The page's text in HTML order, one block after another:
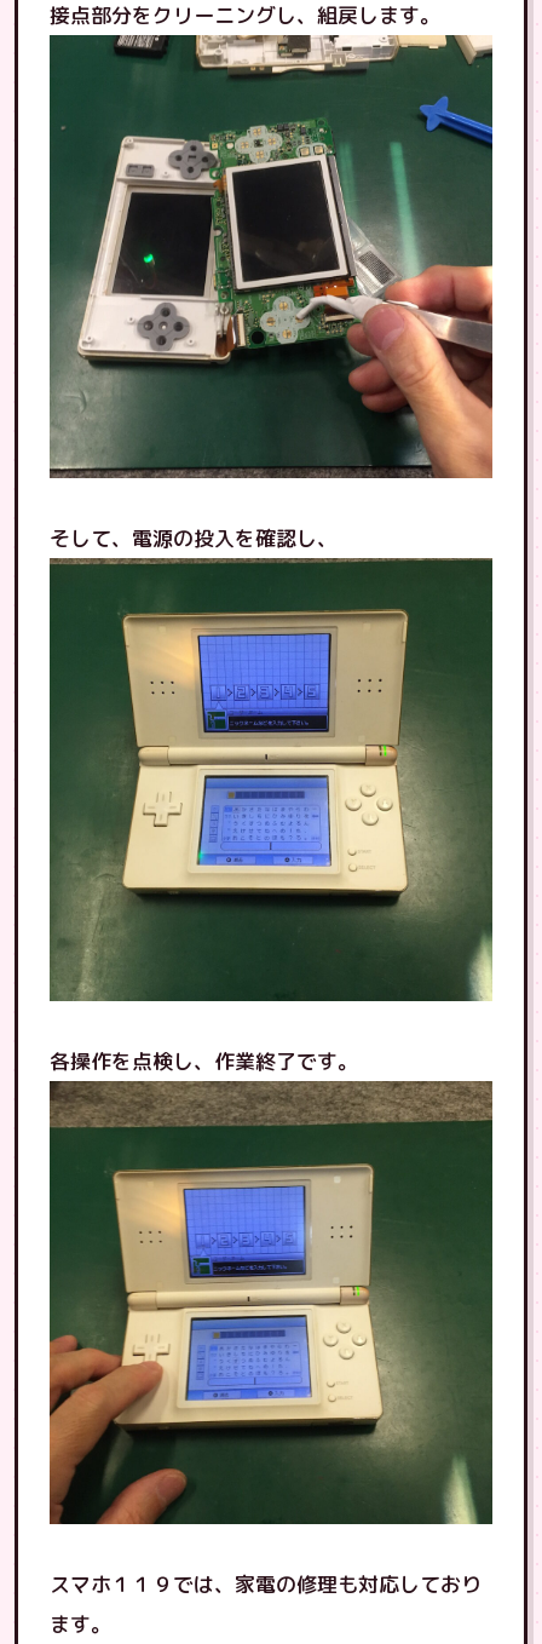
接点部分をクリーニングし、組戻します。
そして、電源の投入を確認し、
各操作を点検し、作業終了です。
スマホ１１９では、家電の修理も対応しており
ます。